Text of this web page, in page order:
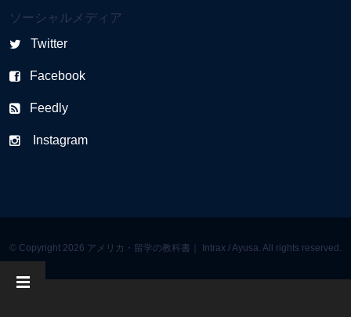
ソーシャルメディア
Twitter
Facebook
Feedly
Instagram
© Copyright 2026 アメリカ・留学の教科書｜ Intrax / Ayusa. All rights reserved.